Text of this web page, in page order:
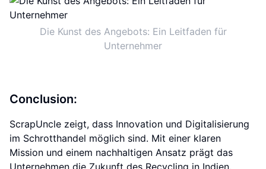
Die Kunst des Angebots: Ein Leitfaden für
Unternehmer
Conclusion:
ScrapUncle zeigt, dass Innovation und Digitalisierung
im Schrotthandel möglich sind. Mit einer klaren
Mission und einem nachhaltigen Ansatz prägt das
Unternehmen die Zukunft des Recycling in Indien.